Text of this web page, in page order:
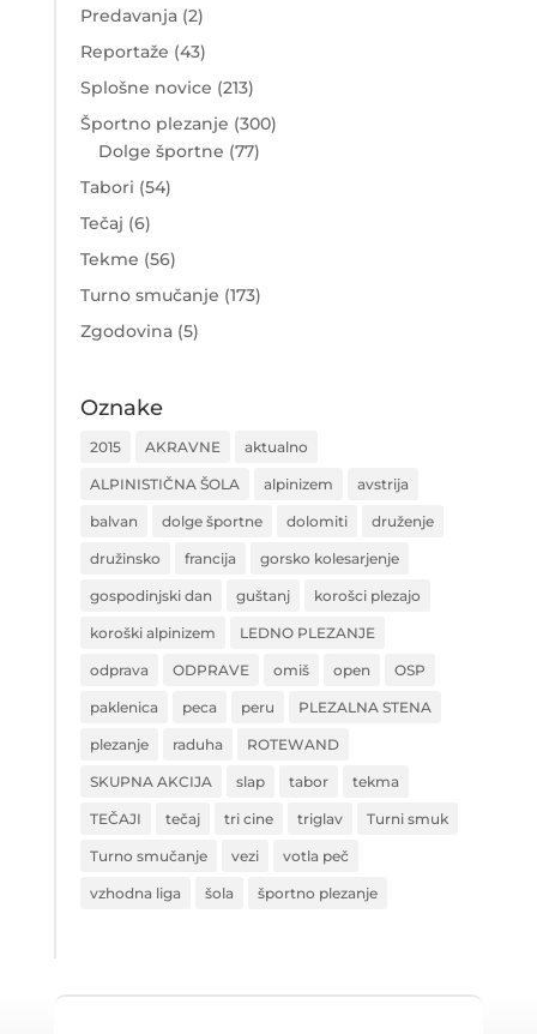
Predavanja(2)
Reportaže (43)
Splošne novice (213)
Športno plezanje (300)
Dolge športne (77)
Tabori (54)
Tečaj (6)
Tekme (56)
Turno smučanje (173)
Zgodovina(5)
Oznake
2015 AKRAVNE aktualno
ALPINISTIČNA ŠOLA alpinizem avstrija
balvan dolge športne dolomiti druženje
družinsko francija gorsko kolesarjenje
gospodinjski dan guštanj korošci plezajo
koroški alpinizem LEDNO PLEZANJE
odprava ODPRAVE omiš open OSP
paklenica peca peru PLEZALNA STENA
plezanje raduha ROTEWAND
SKUPNA AKCIJA slap tabor tekma
TEČAJI tečaj tri cine triglav Turni smuk
Turno smučanje vezi votla peč
vzhodna liga šola športno plezanje